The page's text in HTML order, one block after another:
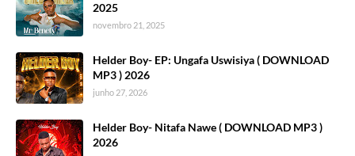
2025
novembro 21, 2025
Helder Boy- EP: Ungafa Uswisiya ( DOWNLOAD
MP3 ) 2026
junho 27, 2026
Helder Boy- Nitafa Nawe ( DOWNLOAD MP3 )
2026